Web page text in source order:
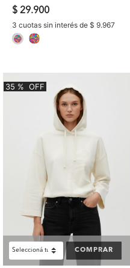
$ 29.900
3 cuotas sin interés de $ 9.967
selected
35 % OFF
COMPRAR